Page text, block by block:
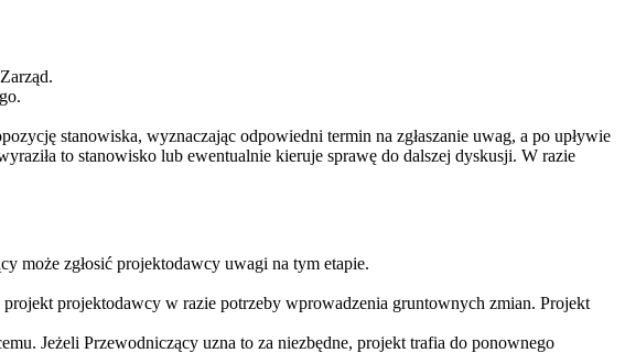
stanowiska, wyznaczając odpowiedni termin na zgłaszanie uwag, a po upływie
to stanowisko lub ewentualnie kieruje sprawę do dalszej dyskusji. W razie
może zgłosić projektodawcy uwagi na tym etapie.
projektodawcy w razie potrzeby wprowadzenia gruntownych zmian. Projekt
Jeżeli Przewodniczący uzna to za niezbędne, projekt trafia do ponownego